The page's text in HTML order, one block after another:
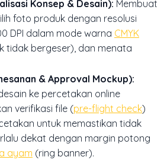
Konsep & Desain): Membuat
foto produk dengan resolusi
DPI dalam mode warna CMYK
tidak bergeser), dan menata
& Approval Mockup):
ke percetakan online
verifikasi file (pre-flight check)
untuk memastikan tidak
dekat dengan margin potong
ayam (ring banner).